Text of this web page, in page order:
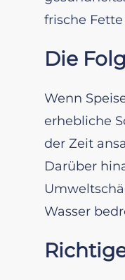
frische
Die
Wenn
erhebliche
der Zeit
Darüber
Wasser